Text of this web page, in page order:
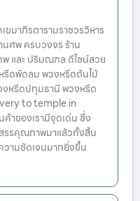
มาภิรตารามราชวรวิหาร
ศพ ครบวงจร ร้าน
และ ปริมณฑล ดีไซน์สวย
รีดพัดลม พวงหรีดต้นไม้
งหรีดปทุมธานี พวงหรีด
to temple in
าของเรามีจุดเด่น ซึ่ง
รรคุณภาพมาแล้วทั้งสิ้น
ามชัดเจนมากยิ่งขึ้น